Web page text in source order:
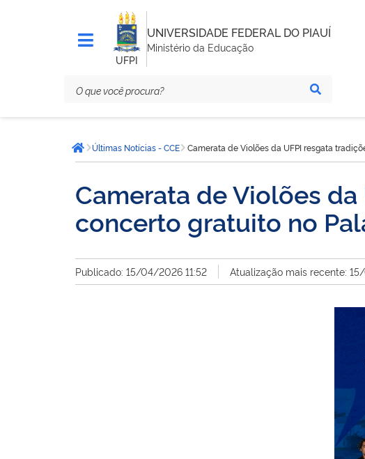
UFPI
UNIVERSIDADE FEDERAL DO PIAUÍ
Ministério da Educação
está
aqui:Página inicial
Últimas Notícias - CCE Camerata de Violões da UFPI resgata
Camerata de Violões
concerto gratuito no
Publicado: 15/04/2026 11:52 Atualização mais recente: